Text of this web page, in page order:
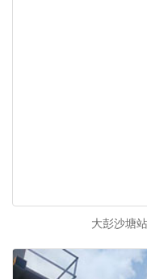
大彭沙塘